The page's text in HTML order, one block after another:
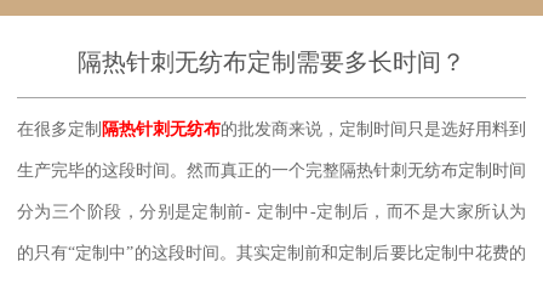
隔热针刺无纺布定制需要多长时间？
在很多定制 隔热针刺无纺布的批发商来说，定制时间只是选好用料到
生产完毕的这段时间。然而真正的一个完整隔热针刺无纺布定制时间
分为三个阶段，分别是定制前- 定制中 -定制后，而不是大家所认为
的只有“定制中”的这段时间。其实定制前和定制后要比定制中花费的